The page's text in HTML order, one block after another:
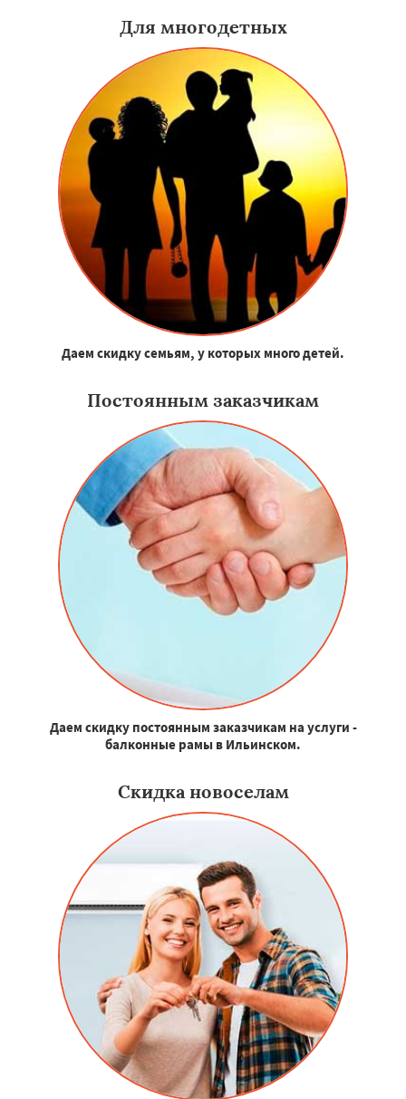
Для многодетных
Даем скидку семьям, у которых много детей.
Постоянным заказчикам
Даем скидку постоянным заказчикам на услуги -
балконные рамы в Ильинском.
Скидка новоселам